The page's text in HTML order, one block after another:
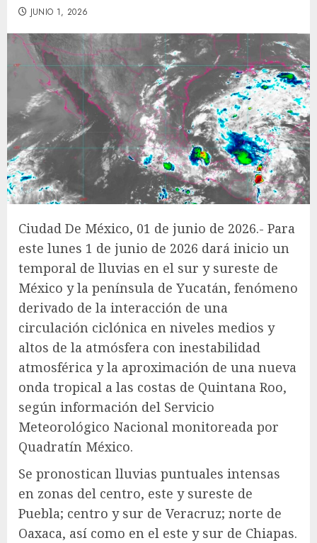
JUNIO 1, 2026
Ciudad De México, 01 de junio de 2026.- Para
este lunes 1 de junio de 2026 dará inicio un
temporal de lluvias en el sur y sureste de
México y la península de Yucatán, fenómeno
derivado de la interacción de una
circulación ciclónica en niveles medios y
altos de la atmósfera con inestabilidad
atmosférica y la aproximación de una nueva
onda tropical a las costas de Quintana Roo,
según información del Servicio
Meteorológico Nacional monitoreada por
Quadratín México.
Se pronostican lluvias puntuales intensas
en zonas del centro, este y sureste de
Puebla; centro y sur de Veracruz; norte de
Oaxaca, así como en el este y sur de Chiapas.